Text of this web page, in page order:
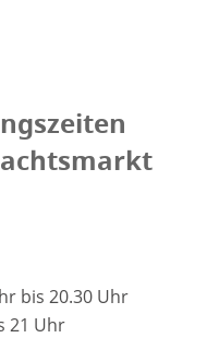
bis 20.30 Uhr
21 Uhr